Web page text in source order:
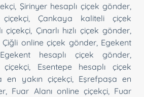
Şirinyer hesaplı çiçek gönder
Çankaya kaliteli çiçek
çiçekçi Çınarlı hızlı çiçek gönder
Çiğli online çiçek gönder, Egekent
Egekent hesaplı çiçek gönder
çiçekçi
Esentepe hesaplı çiçek
en yakın çiçekçi, Eşrefpaşa en
Fuar Alanı online çiçekçi, Fuar